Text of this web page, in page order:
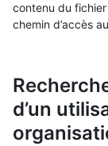
contenu du
chemin d’accès
d’un